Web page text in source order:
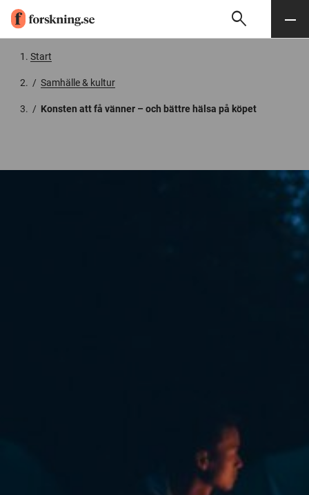
Söksearch Meny
Start
/ Samhälle & kultur
/ Konsten att få vänner – och bättre hälsa på köpet